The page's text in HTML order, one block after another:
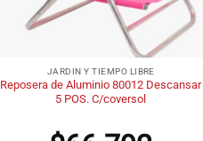
JARDIN Y TIEMPO LIBRE
Reposera de Aluminio 80012 Descansar
5 POS. C/coversol